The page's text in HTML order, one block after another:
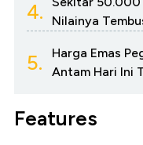
4.
Nilainya
5.
Harga Emas
Antam Hari Ini
Features